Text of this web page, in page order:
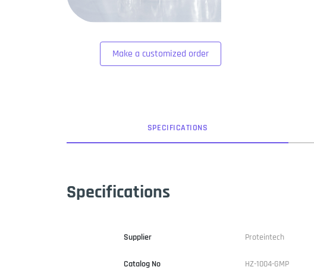
Make a customized order
SPECIFICATIONS
Specifications
Supplier Proteintech
Catalog No HZ-1004-GMP